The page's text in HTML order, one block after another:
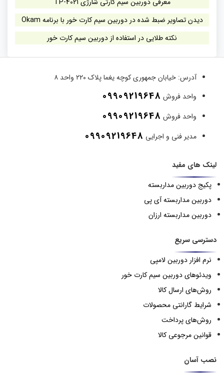
دیدن تصاویر ضبط شده در دوربین سیم کارت خور با برنامه Okam
نکته طلایی در استفاده از دوربین سیم کارت خور
آدرس: خیابان جمهوری کوچه یغما پلاک ۲۲۰ واحد ۸
واحد فروش 09909219648
واحد فروش 09909219648
مدیر فنی و اجرایی 09909219648
لینک های مفید
پکیج دوربین مداربسته
دوربین مداربسته آی پی
دوربین مداربسته ارزان
دسترسی سریع
نرم افزار دوربین لامپی
ویدئوهای دوربین سیم کارت خور
روش‌های ارسال کالا
شرایط گارانتی محصولات
روش‌های پرداخت
قوانین مرجوعی کالا
نصب آسان